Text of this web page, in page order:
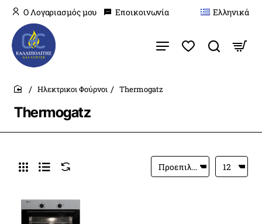
O Λογαριασμός μου Εποικοινωνία Ελληνικά
Thermogatz
home
Ηλεκτρικοι Φούρνοι Thermogatz